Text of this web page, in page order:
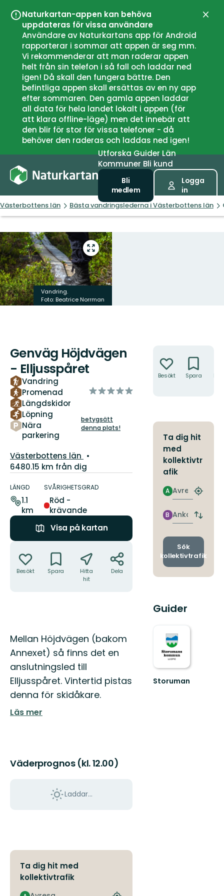
Naturkartan-appen kan behöva
uppdateras för vissa användare
Användare av Naturkartans app för Android
rapporterar i sommar att appen är seg mm.
Vi rekommenderar att man raderar appen
helt från sin telefon i så fall och laddar ned
igen! Då skall den fungera bättre. Den
befintliga appen skall ersättas av en ny app
efter sommaren. Den gamla appen laddar
all data för hela landet lokalt i appen (för
att klara offline-läge) men det innebär att
den blir för stor för vissa telefoner - då
behöver den raderas och laddas ned igen!
UtforskaGuiderLän
Kommuner Bli kund
Bli
medlem
Logga
in
Västerbottens län Bästa vandringslederna i Västerbottens län
Gå
till
helskärmsläge
Vandring.
Foto: Beatrice Norrman
Genväg Höjdvägen
- Elljusspåret
Vandring
Promenad
Längdskidor
Löpning
Nära
parkering
av
betygsätt
denna plats!
Län:
Västerbottens län
6480.15 km från dig
om
leden
LÄNGD
1.1
km
SVÅRIGHETSGRAD
Röd -
krävande
Visa på kartan
Besökt Spara
Hitta
hit
Dela
Beskrivning
Mellan Höjdvägen (bakom
Annexet) så finns det en
anslutningsled till
Elljusspåret. Vintertid pistas
denna för skidåkare.
Läs mer
Väderprognos (kl. 12.00)
Laddar...
Ta dig hit med
kollektivtrafik
Besökt Spara
Ta dig hit
med
kollektivtr
afik
Avresa
A
Hitta
Ankomst
B
Byt
och
Sök
kollektivtrafik
Guider
Storuman